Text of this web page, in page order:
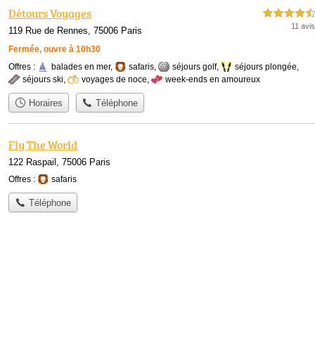
Détours Voyages
119 Rue de Rennes, 75006 Paris
Fermée, ouvre à 10h30
4,5 étoiles sur 5
11 avis
Offres : balades en mer, safaris séjours golf, séjours plongée
séjours ski
voyages de noce week-ends en amoureux
Horaires Téléphone
Fly The World
122 Raspail, 75006 Paris
Offres : safaris
Téléphone